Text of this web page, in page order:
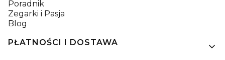
Poradnik
Zegarki i Pasja
Blog
PŁATNOŚCI I DOSTAWA